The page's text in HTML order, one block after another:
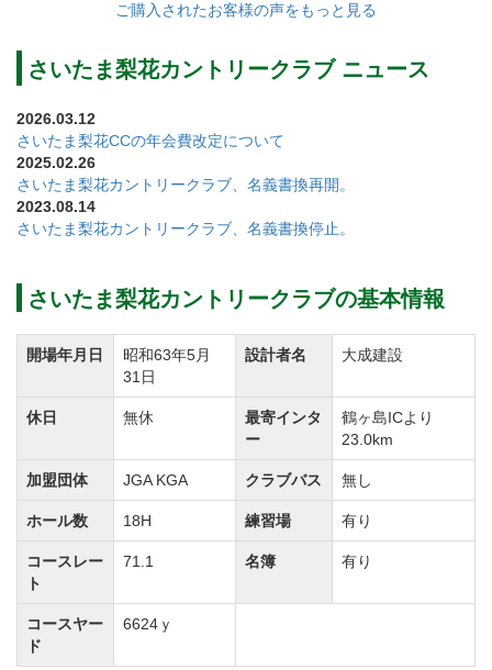
ご購入されたお客様の声をもっと見る
さいたま梨花カントリークラブ ニュース
2026.03.12
さいたま梨花CCの年会費改定について
2025.02.26
さいたま梨花カントリークラブ、名義書換再開。
2023.08.14
さいたま梨花カントリークラブ、名義書換停止。
さいたま梨花カントリークラブの基本情報
開場年月日
昭和63年5月
31日
設計者名 大成建設
休日 無休
最寄インタ
ー
鶴ヶ島ICより
23.0km
加盟団体 JGA KGA クラブバス 無し
ホール数 18H 練習場 有り
コースレー
ト
71.1 名簿 有り
コースヤー
ド
6624ｙ